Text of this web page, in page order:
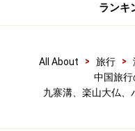
ランキ
All About > 旅行 >
中国旅
九寨溝、楽山大仏、